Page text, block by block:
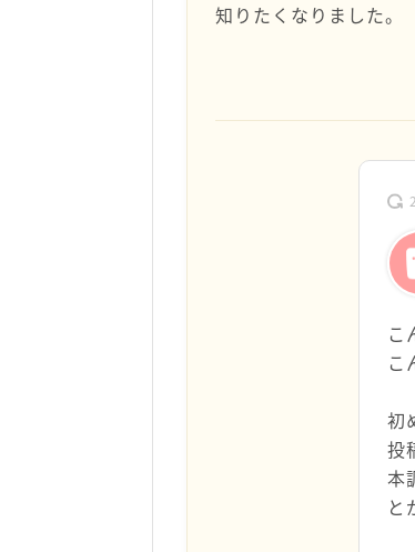
知りたくなりました。
こ
こ
初
投
本
と